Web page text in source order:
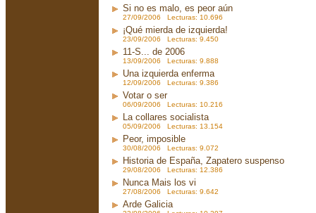
Si no es malo, es peor aún
27/09/2006 Lecturas: 10.696
¡Qué mierda de izquierda!
23/09/2006 Lecturas: 9.450
11-S... de 2006
13/09/2006 Lecturas: 9.888
Una izquierda enferma
12/09/2006 Lecturas: 9.386
Votar o ser
06/09/2006 Lecturas: 10.216
La collares socialista
05/09/2006 Lecturas: 13.154
Peor, imposible
30/08/2006 Lecturas: 9.072
Historia de España, Zapatero suspenso
29/08/2006 Lecturas: 12.386
Nunca Mais los vi
27/08/2006 Lecturas: 9.642
Arde Galicia